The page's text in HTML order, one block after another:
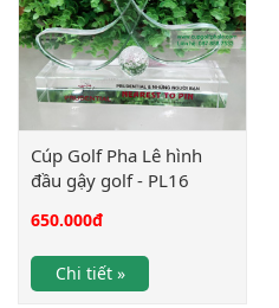
Cúp Golf Pha Lê hình
đầu gậy golf - PL16
650.000đ
Chi tiết »